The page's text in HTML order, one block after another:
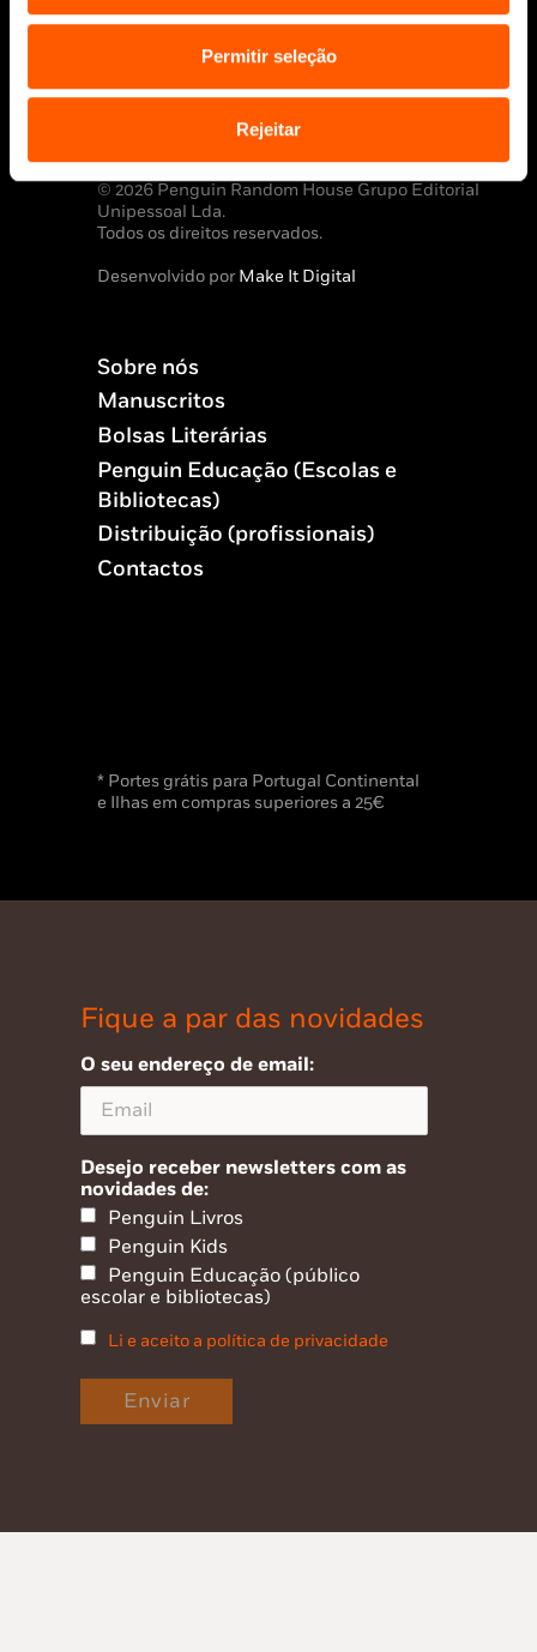
Permitir seleção
Rejeitar
Ajuda, Termos e Condições
© 2026 Penguin Random House Grupo Editorial
Unipessoal Lda.
Todos os direitos reservados.
Desenvolvido porMake It Digital
Sobre nós
Manuscritos
Bolsas Literárias
Penguin Educação (Escolas e
Bibliotecas)
Distribuição (profissionais)
Contactos
* Portes grátis para Portugal Continental
e Ilhas em compras superiores a 25€
Fique a par das novidades
O seu endereço de email:
Desejo receber newsletters com as
novidades de:
Penguin Livros
Penguin Kids
Penguin Educação (público
escolar e bibliotecas)
Li e aceito a política de privacidade